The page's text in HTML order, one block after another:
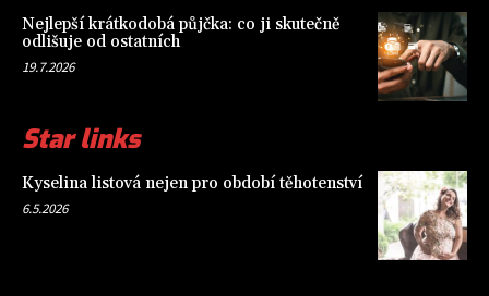
Nejlepší krátkodobá půjčka: co ji skutečně
odlišuje od ostatních
19.7.2026
Star links
Kyselina listová nejen pro období těhotenství
6.5.2026